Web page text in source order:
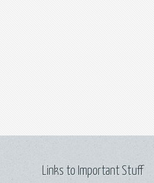
Links to Important Stuff